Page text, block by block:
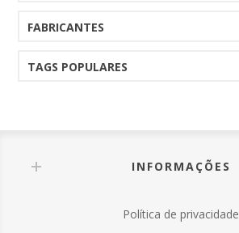
FABRICANTES
TAGS POPULARES
INFORMAÇÕES
Política de privacidade